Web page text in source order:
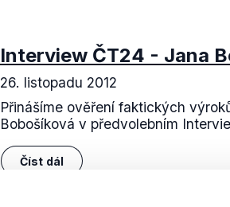
Interview ČT24 - Jana
26. listopadu 2012
Přinášíme ověření faktických
Bobošíková v předvolebním
Číst dál